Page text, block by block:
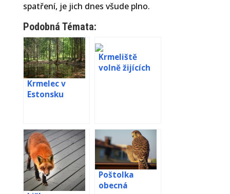
spatření, je jich dnes všude plno.
Podobná Témata:
Krmelec v
Estonsku
Krmeliště
volně žijících
Poštolka
obecná
ZooCam. info – magazín a
online kamery z přírody